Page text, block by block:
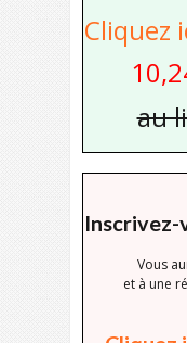
Cliquez
au
Inscrivez-
Vous
et à une